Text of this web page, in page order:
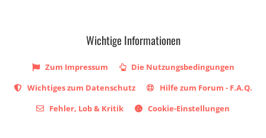
Wichtige Informationen
Zum Impressum
Die Nutzungsbedingungen
Wichtiges zum Datenschutz
Hilfe zum Forum - F.A.Q.
Fehler, Lob & Kritik
Cookie-Einstellungen